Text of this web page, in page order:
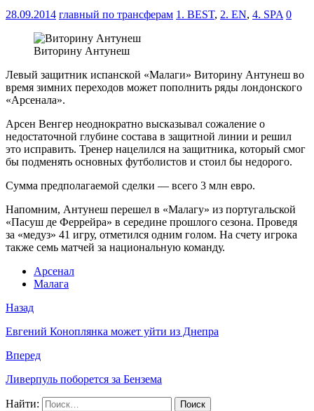
28.09.2014 главный по трансферам 1. BEST, 2. EN, 4. SPA 0
Виторину Антунеш
Левый защитник испанской «Малаги» Виторину Антунеш во
время зимних переходов может пополнить ряды лондонского
«Арсенала».
Арсен Венгер неоднократно высказывал сожаление о
недостаточной глубине состава в защитной линии и решил
это исправить. Тренер нацелился на защитника, который смог
бы подменять основных футболистов и стоил бы недорого.
Сумма предполагаемой сделки — всего 3 млн евро.
Напомним, Антунеш перешел в «Малагу» из португальской
«Пасуш де Феррейра» в середине прошлого сезона. Проведя
за «медуз» 41 игру, отметился одним голом. На счету игрока
также семь матчей за национальную команду.
Арсенал
Малага
Назад
Евгений Коноплянка может уйти из Днепра
Вперед
Ливерпуль поборется за Бензема
Найти: